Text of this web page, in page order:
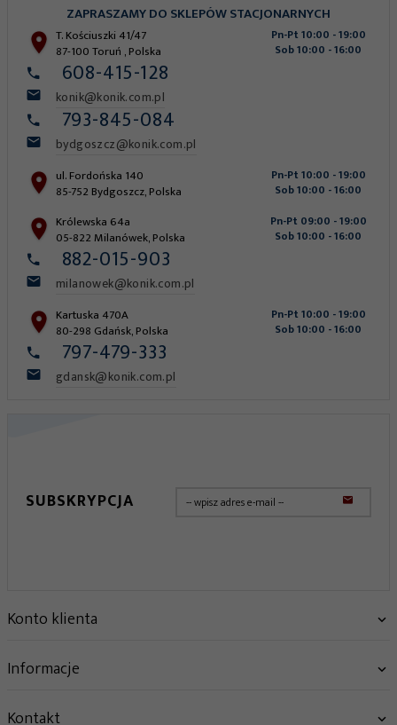
608-415-128
konik@konik.com.pl
ZAPRASZAMY DO SKLEPÓW STACJONARNYCH
T. Kościuszki 41/47
87-100Toruń ,Polska
Pn-Pt 10:00 - 19:00
Sob 10:00 - 16:00
882-015-903
milanowek@konik.com.pl
Królewska 64a
05-822 Milanówek,Polska
Pn-Pt 09:00 - 19:00
Sob 10:00 - 16:00
797-479-333
gdansk@konik.com.pl
Kartuska 470A
80-298 Gdańsk,Polska
Pn-Pt 10:00 - 19:00
Sob 10:00 - 16:00
793-845-084
bydgoszcz@konik.com.pl
ul. Fordońska 140
85-752 Bydgoszcz,Polska
Pn-Pt 10:00 - 19:00
Sob 10:00 - 16:00
SUBSKRYPCJA
Konto klienta
Informacje
Kontakt